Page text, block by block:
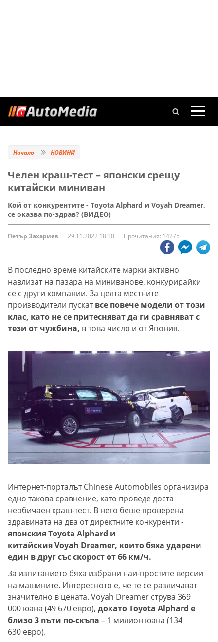
Начало НОВИНИ
Челен краш-тест – японски срещу
китайски миниван
Кой от конкурентите - Toyota Alphard и Voyah Dreamer,
се оказва по-здрав? (ВИДЕО)
Петър Захариев 29.11.2022 18:10 Прочитания: 14275
В последно време китайските марки активно
навлизат на пазара на миниванове, конкурирайки
се с други компании. За целта местните
производители пускатвсе повече модели от този
клас, като не се притесняват да ги сравняват с
тези от чужбина, в това число и от Япония.
Интернет-порталът Chinese Automobiles организира
едно такова сравнение, като проведе доста
необичаен краш-тест. В него беше проверена
здравината на два от директните конкуренти -
японския Toyota Alphard и
китайския Voyah Dreamer, които бяха ударени
един в друг със скорост от 66 км/ч.
За изпитанието бяха избрани най-простите версии
на машините. Интересното е, че те се различават
значително в цената. Voyah Dreamer струва 369
000 юана (49 670 евро), докато Toyota Alphard е
близо 3 пъти по-скъпа – 1 милион юана (134
630 евро).